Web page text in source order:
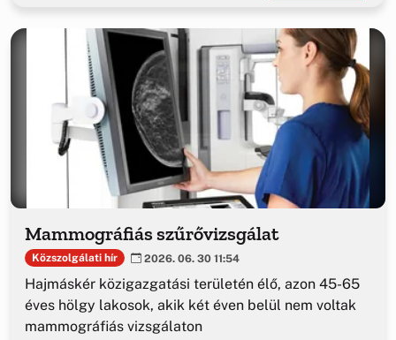
Mammográfiás szűrővizsgálat
Közszolgálati hír 2026. 06. 30 11:54
Hajmáskér közigazgatási területén élő, azon 45-65
éves hölgy lakosok, akik két éven belül nem voltak
mammográfiás vizsgálaton